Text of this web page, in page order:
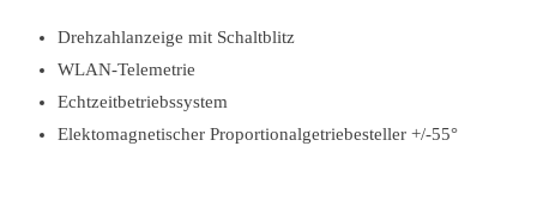
Drehzahlanzeige mit Schaltblitz
WLAN-Telemetrie
Echtzeitbetriebssystem
Elektomagnetischer Proportionalgetriebesteller +/-55°